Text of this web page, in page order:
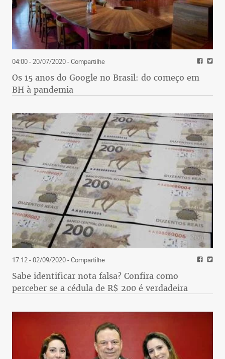
04:00 - 20/07/2020- Compartilhe
Os 15 anos do Google no Brasil: do começo em
BH à pandemia
17:12 - 02/09/2020- Compartilhe
Sabe identificar nota falsa? Confira como
perceber se a cédula de R$ 200 é verdadeira